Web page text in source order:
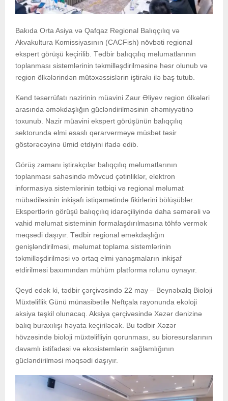
Bakıda Orta Asiya və Qafqaz Regional Balıqçılıq və
Akvakultura Komissiyasının (CACFish) növbəti regional
ekspert görüşü keçirilib. Tədbir balıqçılıq məlumatlarının
toplanması sistemlərinin təkmilləşdirilməsinə həsr olunub və
region ölkələrindən mütəxəssislərin iştirakı ilə baş tutub.
Kənd təsərrüfatı nazirinin müavini Zaur Əliyev region ölkələri
arasında əməkdaşlığın gücləndirilməsinin əhəmiyyətinə
toxunub. Nazir müavini ekspert görüşünün balıqçılıq
sektorunda elmi əsaslı qərarverməyə müsbət təsir
göstərəcəyinə ümid etdiyini ifadə edib.
Görüş zamanı iştirakçılar balıqçılıq məlumatlarının
toplanması sahəsində mövcud çətinliklər, elektron
informasiya sistemlərinin tətbiqi və regional məlumat
mübadiləsinin inkişafı istiqamətində fikirlərini bölüşüblər.
Ekspertlərin görüşü balıqçılıq idarəçiliyində daha səmərəli və
vahid məlumat sisteminin formalaşdırılmasına töhfə vermək
məqsədi daşıyır. Tədbir regional əməkdaşlığın
genişləndirilməsi, məlumat toplama sistemlərinin
təkmilləşdirilməsi və ortaq elmi yanaşmaların inkişaf
etdirilməsi baxımından mühüm platforma rolunu oynayır.
Qeyd edək ki, tədbir çərçivəsində 22 may – Beynəlxalq Bioloji
Müxtəliflik Günü münasibətilə Neftçala rayonunda ekoloji
aksiya təşkil olunacaq. Aksiya çərçivəsində Xəzər dənizinə
balıq buraxılışı həyata keçiriləcək. Bu tədbir Xəzər
hövzəsində bioloji müxtəlifliyin qorunması, su bioresurslarının
davamlı istifadəsi və ekosistemlərin sağlamlığının
gücləndirilməsi məqsədi daşıyır.